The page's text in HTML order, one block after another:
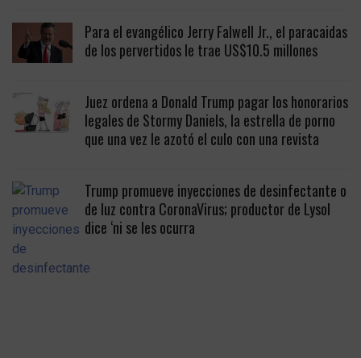
Para el evangélico Jerry Falwell Jr., el paracaidas
de los pervertidos le trae US$10.5 millones
Juez ordena a Donald Trump pagar los honorarios
legales de Stormy Daniels, la estrella de porno
que una vez le azotó el culo con una revista
Trump promueve inyecciones de desinfectante o
de luz contra CoronaVirus; productor de Lysol
dice ‘ni se les ocurra